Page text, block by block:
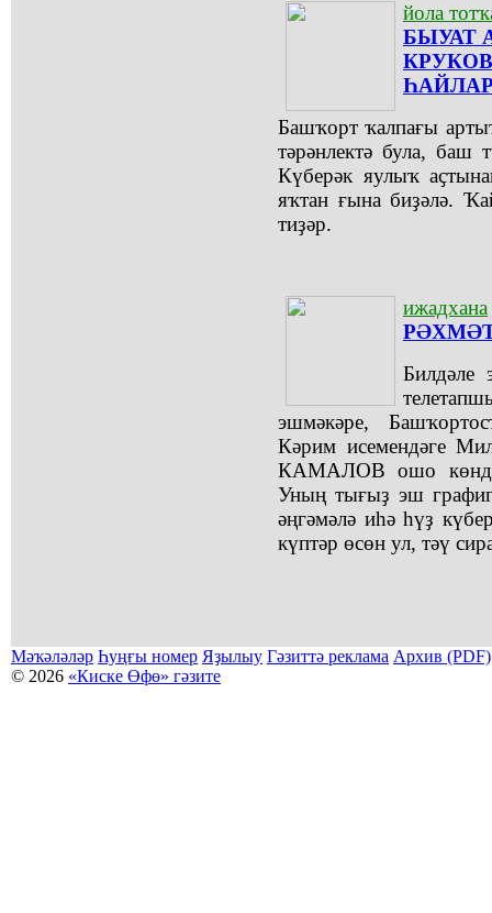
йола
БЫУАТ
Башҡорт ҡалпағы
тәрәнлектә була, баш
Күберәк яулыҡ
яҡтан ғына биҙәлә.
тиҙәр.
ижадхана
Билдәле
эшмәкәре,
Кәрим исемендәге
КАМАЛОВ ошо
Уның тығыҙ эш
әңгәмәлә иһә һүҙ
күптәр өсөн ул, тәү
Мәҡәләләр Һуңғы номер Яҙылыу Гәзиттә реклама Архив (PDF)
© 2026 «Киске Өфө» гәзите